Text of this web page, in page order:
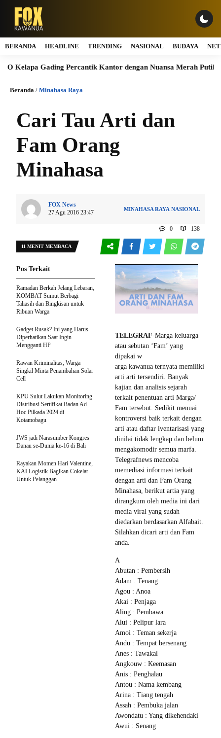
BERANDA HEADLINE TRENDING NASIONAL BUDAYA
Percantik Kantor dengan Nuansa Merah Putih Bitcoin
Beranda / Minahasa Raya
Cari Tau Arti dan
Fam Orang
Minahasa
FOX News
27 Agu 2016 23:47
MINAHASA RAYA NASIONAL
0 138
11 MENIT MEMBACA
TELEGRAF-Marga keluarga
atau sebutan ‘Fam’ yang
dipakai w
arga kawanua ternyata memiliki
arti arti tersendiri. Banyak
kajian dan analisis sejarah
terkait penentuan arti Marga/
Fam tersebut. Sedikit menuai
kontroversi baik terkait dengan
arti atau daftar iventarisasi yang
dinilai tidak lengkap dan belum
mengakomodir semua marfa.
Telegrafnews mencoba
memediasi informasi terkait
dengan arti dan Fam Orang
Minahasa, berikut artia yang
dirangkum oleh media ini dari
media viral yang sudah
diedarkan berdasarkan Alfabait.
Silahkan dicari arti dan Fam
anda.
A
Abutan : Pembersih
Adam : Tenang
Agou : Anoa
Akai : Penjaga
Aling : Pembawa
Alui : Pelipur lara
Amoi : Teman sekerja
Andu : Tempat bersenang
Anes : Tawakal
Angkouw : Keemasan
Anis : Penghalau
Antou : Nama kembang
Arina : Tiang tengah
Assah : Pembuka jalan
Awondatu : Yang dikehendaki
Awui : Senang
Pos Terkait
Ramadan Berkah Jelang Lebaran,
KOMBAT Sumut Berbagi
Taliasih dan Bingkisan untuk
Ribuan Warga
Gadget Rusak? Ini yang Harus
Diperhatikan Saat Ingin
Mengganti HP
Rawan Kriminalitas, Warga
Singkil Minta Penambahan Solar
Cell
KPU Sulut Lakukan Monitoring
Distribusi Sertifikat Badan Ad
Hoc Pilkada 2024 di
Kotamobagu
JWS jadi Narasumber Kongres
Danau se-Dunia ke-16 di Bali
Rayakan Momen Hari Valentine,
KAI Logistik Bagikan Cokelat
Untuk Pelanggan